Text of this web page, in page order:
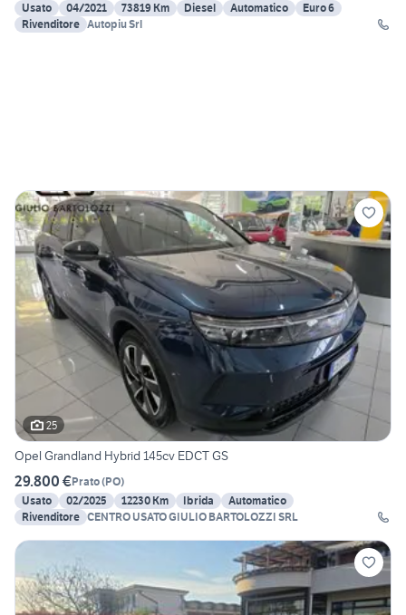
Usato
04/2021 73819 Km Diesel Automatico
Euro 6
Rivenditore Autopiu Srl
25
Opel Grandland Hybrid 145cv EDCT GS
29.800 €Prato(PO)
Usato
02/2025 12230 Km Ibrida
Automatico
Rivenditore CENTRO USATO GIULIO BARTOLOZZI SRL